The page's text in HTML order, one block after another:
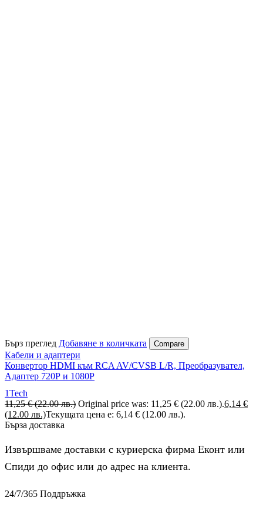
Бърз преглед Добавяне в количката Compare
Кабели и адаптери
Конвертор HDMI към RCA AV/CVSB L/R, Преобразувател,
Адаптер 720Р и 1080Р
1Tech
11,25€ (22.00 лв.) Original price was: 11,25 € (22.00 лв.).6,14 €
(12.00 лв.)Текущата цена е: 6,14 € (12.00 лв.).
Бърза доставка
Извършваме доставки с куриерска фирма Еконт или
Спиди до офис или до адрес на клиента.
24/7/365 Поддръжка